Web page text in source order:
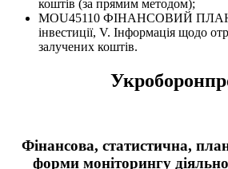
коштів (за прямим методом);
MOU45110 ФІНАНСОВИЙ ПЛАН
інвестиції, V. Інформація щодо
залучених коштів.
Фінансова, статистична,
форми моніторингу